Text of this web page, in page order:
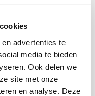
advertenties te
media te bieden
Ook delen we
site met onze
en analyse. Deze
voor Nederlands